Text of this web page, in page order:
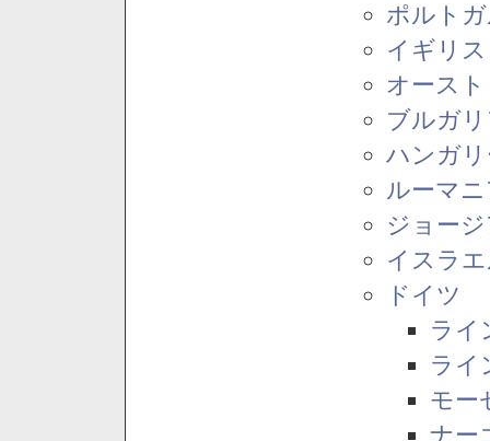
ポルト
イギリス
オース
ブルガ
ハンガ
ルーマ
ジョー
イスラ
ドイツ
ライ
ライ
モー
ナー